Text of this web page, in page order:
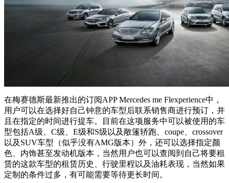
在梅赛德斯最新推出的订阅APP Mercedes me Flexperience中，
用户可以在选择好自己钟意的车型后联系销售商进行预订，并
且在指定的时间进行提车。目前在这项服务中可以被使用的车
型包括A级、C级、E级和S级以及敞篷轿跑、coupe、crossover
以及SUV车型（似乎没有AMG版本）外，还可以选择指定颜
色、内饰甚至发动机版本，当然用户也可以查阅到自己将要租
赁的这款车型的租赁历史、行驶里程以及油耗表现，当然如果
定制的条件过多，有可能需要等待更长时间。